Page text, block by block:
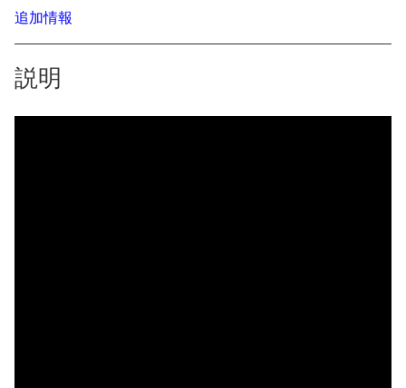
個
追加情報
説明